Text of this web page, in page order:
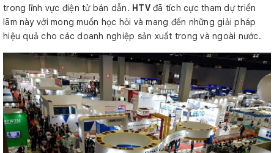
trong lĩnh vực điện tử bán dẫn. HTV đã tích cực tham dự triển
lãm này với mong muốn học hỏi và mang đến những giải pháp
hiệu quả cho các doanh nghiệp sản xuất trong và ngoài nước.